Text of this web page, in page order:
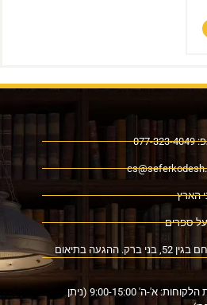
הארץ
ספרים
כתובת המחסן: מנחם בגין 52, בני ברק. ההגעה בתיאום
שעות פעילות שירות הלקוחות: א'-ה' 9:00-15:00 (ניתן